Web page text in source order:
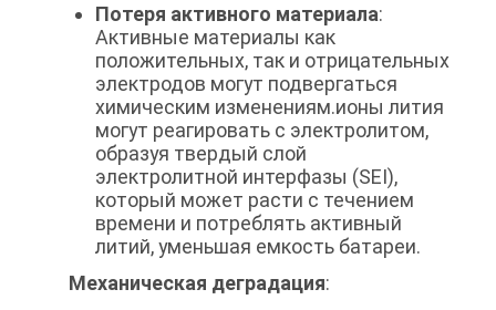
Потеря активного материала:
Активные материалы как
положительных, так и отрицательных
электродов могут подвергаться
химическим изменениям.ионы лития
могут реагировать с электролитом,
образуя твердый слой
электролитной интерфазы (SEI),
который может расти с течением
времени и потреблять активный
литий, уменьшая емкость батареи.
Механическая деградация: